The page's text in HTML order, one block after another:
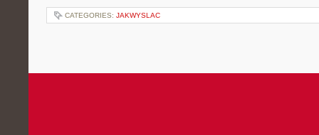
CATEGORIES: JAKWYSLAC